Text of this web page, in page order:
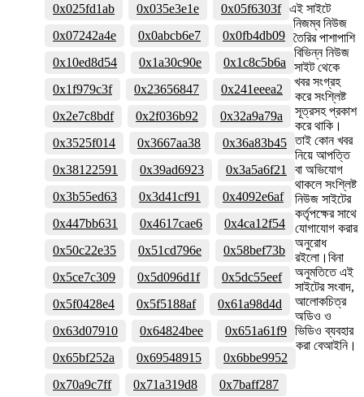
0x025fd1ab 0x035e3e1e
0x05f6303f
0x07242a4e
0x0abcb6e7
0x0fb4db09
0x10ed8d54
0x1a30c90e
0x1c8c5b6a
0x1f979c3f
0x23656847
0x241eeea2
0x2e7c8bdf
0x2f036b92
0x32a9a79a
0x3525f014
0x3667aa38
0x36a83b45
0x38122591
0x39ad6923
0x3a5a6f21
0x3b55ed63
0x3d41cf91
0x4092e6af
0x447bb631
0x4617cae6
0x4ca12f54
0x50c22e35
0x51cd796e
0x58bef73b
0x5ce7c309
0x5d096d1f
0x5dc55eef
0x5f0428e4
0x5f5188af
0x61a98d4d
0x63d07910
0x64824bee
0x651a61f9
0x65bf252a
0x69548915
0x6bbe9952
0x70a9c7ff
0x71a319d8 0x7baff287
এই সাইটে
নিজম্ব নিউজ
তৈরির পাশাপাশি
বিভিন্ন নিউজ
সাইট থেকে
খবর সংগ্রহ
করে সংশ্লিষ্ট
সূত্রসহ প্রকাশ
করে থাকি।
তাই কোন খবর
নিয়ে আপত্তি
বা অভিযোগ
থাকলে সংশ্লিষ্ট
নিউজ সাইটের
কর্তৃপক্ষের সাথে
যোগাযোগ করার
অনুরোধ
রইলো।বিনা
অনুমতিতে এই
সাইটের সংবাদ,
আলোকচিত্র
অডিও ও
ভিডিও ব্যবহার
করা বেআইনি।